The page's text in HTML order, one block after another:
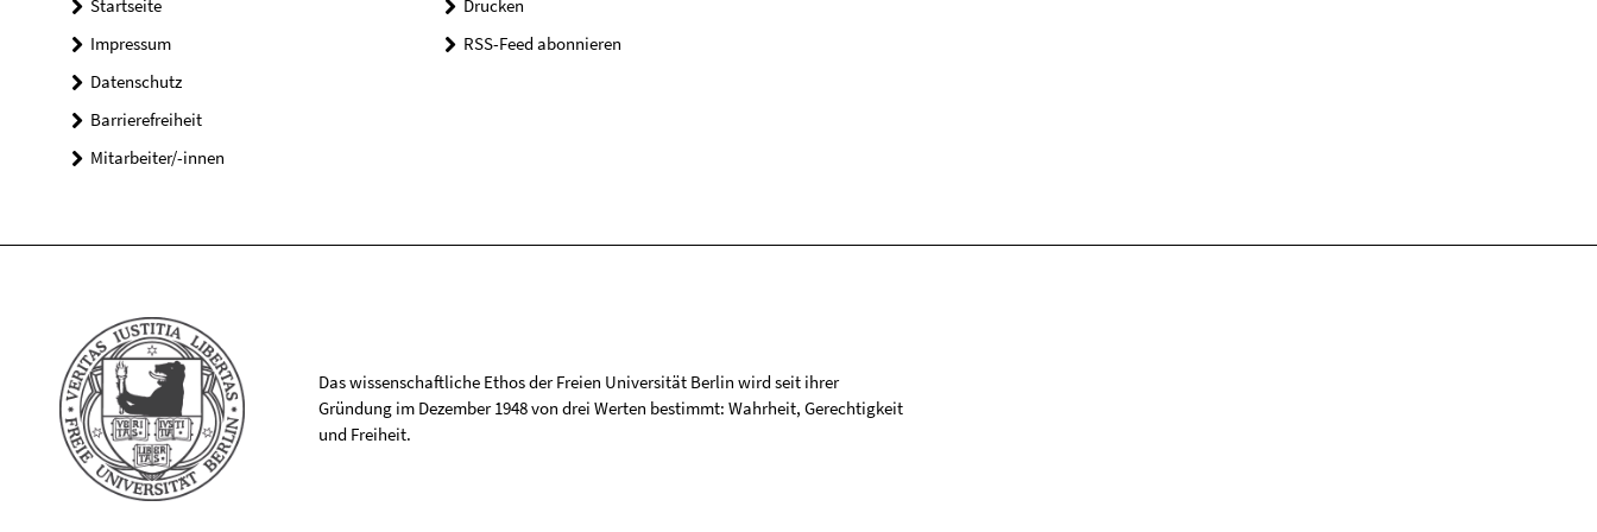
Startseite
Impressum
Datenschutz
Barrierefreiheit
Mitarbeiter/-innen
Drucken
RSS-Feed abonnieren
Das wissenschaftliche Ethos der Freien Universität Berlin wird seit ihrer
Gründung im Dezember 1948 von drei Werten bestimmt: Wahrheit, Gerechtigkeit
und Freiheit.